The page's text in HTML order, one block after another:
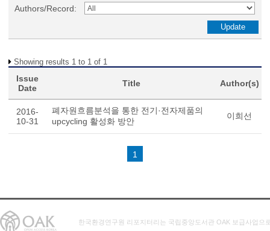
Authors/Record:
Showing results 1 to 1 of 1
Issue
Date
Title Author(s)
2016-
10-31
폐자원흐름분석을 통한 전기·전자제품의
upcycling 활성화 방안
이희선
1
한국환경연구원 리포지터리는 국립중앙도서관 OAK 보급사업